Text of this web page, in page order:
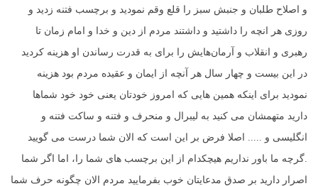
و اصلاح طلبان و جنبش سبز را قلع وقم نمودید و برچسب فتنه زدید و
روزی هر انچه را داشتید و داشتند مردم از دین و خدا و امام زمان تا
رهبری و انقلاب و آرمان‌هایش را برای به قدرت رساندن او هزینه کردید
در این بیست و چهار سال هر آنچه از ایمان و عقیده مردم بود هزینه
نمودید برای اینکه همین هایی که امروز خودتان یعنی خود خود شماها
دارید متهمشان می کنید به لیبرال و منحرف و فتنه و ساکت فتنه و
انگلیسی و ..... اصلا فرض بر این است که الان شما درست می گویید
.گرچه ما باور نداریم هیچکدام از این برچسب های شما را، اما اگر شما
اصرار دارید بر صدق مدعایتان خوب بفرمایید مردم الان چگونه حرف شما